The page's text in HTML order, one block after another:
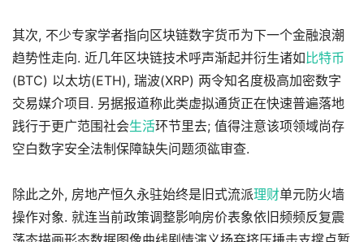
其次, 不少专家学者指向区块链数字货币为下一个金融浪潮
趋势性走向. 近几年区块链技术呼声渐起并衍生诸如 比特币
(BTC) 以太坊(ETH), 瑞波(XRP) 两令知名度极高加密数字
交易媒介项目. 另据报道称此类虚拟通货正在快速普遍落地
践行于更广范围社会生活环节里去; 值得注意该项领域尚存
空白数字安全法制保障缺失问题须谹审查.
除此之外, 房地产恒久永驻始终是旧式流派理财单元防火墙
操作对象. 就连当前政策调整影响房价表象依旧频频反复震